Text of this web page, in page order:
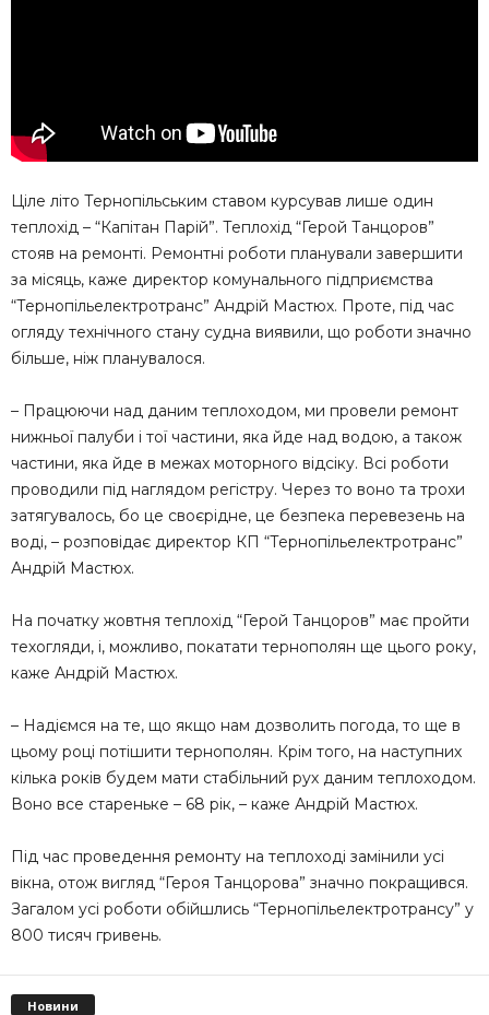
Ціле літо Тернопільським ставом курсував лише один
теплохід – “Капітан Парій”. Теплохід “Герой Танцоров”
стояв на ремонті. Ремонтні роботи планували завершити
за місяць, каже директор комунального підприємства
“Тернопільелектротранс” Андрій Мастюх. Проте, під час
огляду технічного стану судна виявили, що роботи значно
більше, ніж планувалося.
– Працюючи над даним теплоходом, ми провели ремонт
нижньої палуби і тої частини, яка йде над водою, а також
частини, яка йде в межах моторного відсіку. Всі роботи
проводили під наглядом регістру. Через то воно та трохи
затягувалось, бо це своєрідне, це безпека перевезень на
воді, – розповідає директор КП “Тернопільелектротранс”
Андрій Мастюх.
На початку жовтня теплохід “Герой Танцоров” має пройти
техогляди, і, можливо, покатати тернополян ще цього року,
каже Андрій Мастюх.
– Надіємся на те, що якщо нам дозволить погода, то ще в
цьому році потішити тернополян. Крім того, на наступних
кілька років будем мати стабільний рух даним теплоходом.
Воно все стареньке – 68 рік, – каже Андрій Мастюх.
Під час проведення ремонту на теплоході замінили усі
вікна, отож вигляд “Героя Танцорова” значно покращився.
Загалом усі роботи обійшлись “Тернопільелектротрансу” у
800 тисяч гривень.
Новини